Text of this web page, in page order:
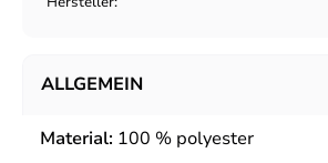
ALLGEMEIN
Material: 100 % polyester